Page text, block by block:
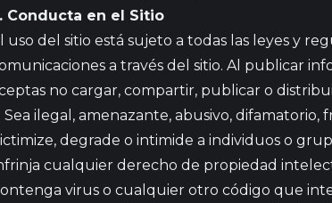
Conducta en el Sitio
uso del sitio está sujeto a todas las leyes y
a través del sitio. Al publicar
no cargar, compartir, publicar o
Sea ilegal, amenazante, abusivo,
degrade o intimide a individuos o
cualquier derecho de propiedad
virus o cualquier otro código que